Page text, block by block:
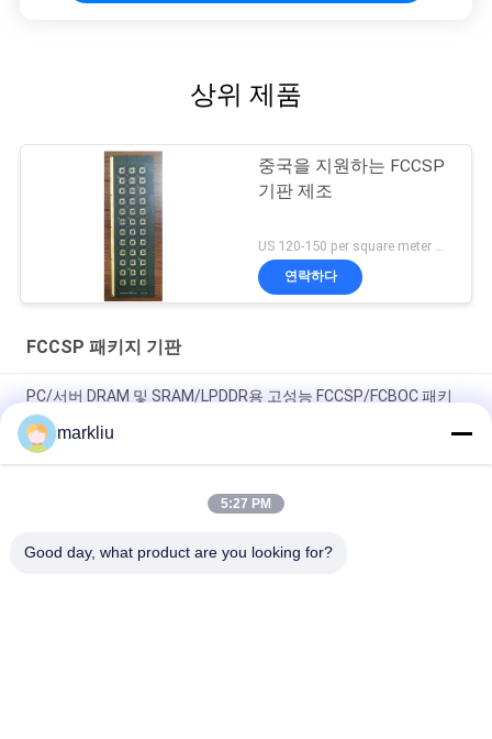
상위 제품
중국을 지원하는 FCCSP
기판 제조
US 120-150 per square meter MOQ:1 평방미터
연락하다
FCCSP 패키지 기판
PC/서버 DRAM 및 SRAM/LPDDR용 고성능 FCCSP/FCBOC 패키
지 기판
반도체 FCCSP 패키지 기판 제품
0.3 밀리미터 FCCSP 패키지 기판 4L 준비 유형 ENEPIG 5*5mm
markliu
5:27 PM
Good day, what product are you looking for?